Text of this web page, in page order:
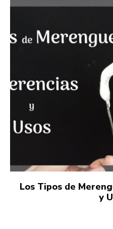
Los Tipos de
y